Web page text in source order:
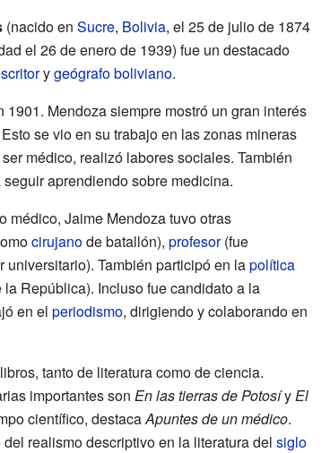
(nacido en Sucre, Bolivia, el 25 de julio de 1874
el 26 de enero de 1939) fue un destacado
ygeógrafoboliviano.
Mendoza siempre mostró un gran interés
se vio en su trabajo en las zonas mineras
médico, realizó labores sociales. También
aprendiendo sobre medicina.
médico, Jaime Mendoza tuvo otras
cirujanode batallón), profesor(fue
universitario). También participó en lapolítica
República). Incluso fue candidato a la
en el periodismo, dirigiendo y colaborando en
tanto de literatura como de ciencia.
importantes son En las tierras de PotosíyEl
científico, destacaApuntes de un médico.
realismo descriptivo en la literatura del siglo